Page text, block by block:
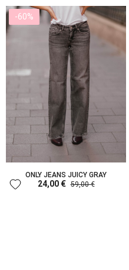
-60%
ONLY JEANS JUICY GRAY
24,00 € 59,00 €
favorite